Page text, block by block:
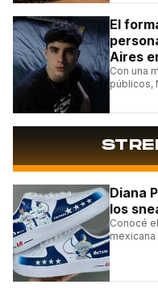
El
Aires
Con una
públicos,
Diana
los
Conocé